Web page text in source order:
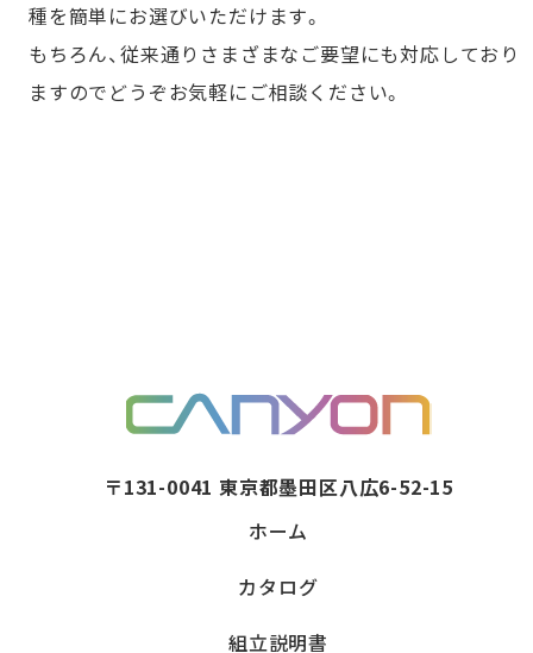
種を簡単にお選びいただけます。
もちろん、従来通りさまざまなご要望にも対応しており
ますのでどうぞお気軽にご相談ください。
〒131-0041 東京都墨田区八広6-52-15
ホーム
カタログ
組立説明書